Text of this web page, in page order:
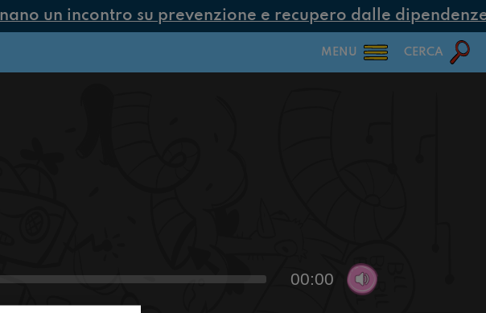
un incontro su prevenzione e recupero dalle dipendenze
MENU CERCA
00:00